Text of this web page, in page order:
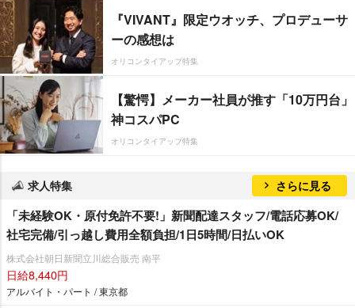
『VIVANT』限定ウオッチ、プロデューサ
ーの感想は
オリコンタイアップ特集
【驚愕】メーカー社員が推す「10万円台」
神コスパPC
オリコンタイアップ特集
求人特集 さらに見る
「未経験OK・原付免許不要!」新聞配達スタッフ/電話応募OK/
社宅完備/引っ越し費用全額負担/1日5時間/日払いOK
株式会社朝日新聞立川総合販売 南平
日給8,440円
アルバイト・パート / 東京都